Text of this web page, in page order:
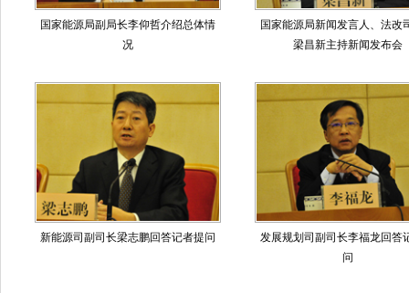
国家能源局副局长李仰哲介绍总体情
况
国家能源局新闻发言人、法改
梁昌新主持新闻发布会
新能源司副司长梁志鹏回答记者提问
发展规划司副司长李福龙回答
问